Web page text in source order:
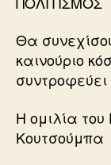
Θα
καινούριο
συντροφεύει
Η ομιλία
Κουτσούμπα